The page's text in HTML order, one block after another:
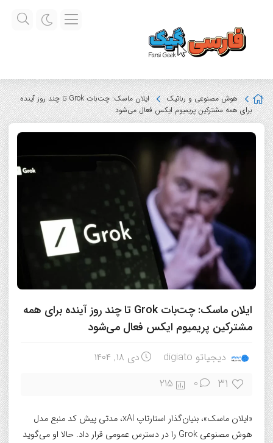
هوش مصنوعی و رباتیک
ایلان ماسک: چت‌بات Grok تا چند روز آینده
برای همه مشترکین پریمیوم ایکس فعال می‌شود
ایلان ماسک: چت‌بات Grok تا چند روز آینده برای همه
مشترکین پریمیوم ایکس فعال می‌شود
دیجیاتو digiato دی ۱۸, ۱۴۰۴
31
0
215
«ایلان ماسک»، بنیان‌گذار استارتاپ xAI، مدتی پیش کد منبع مدل
هوش مصنوعی Grok را در دسترس عمومی قرار داد. حالا او می‌گوید